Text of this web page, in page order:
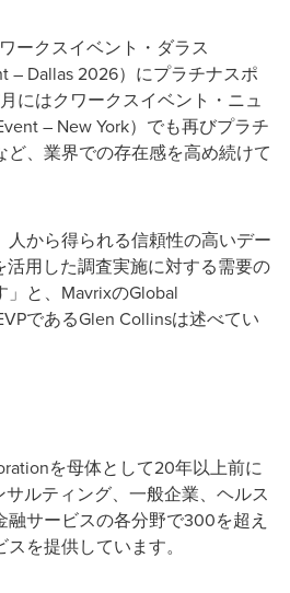
ークスイベント・ダラス
– Dallas 2026）にプラチナスポ
にはクワークスイベント・ニュ
– New York）でも再びプラチ
、業界での存在感を高め続けて
人から得られる信頼性の高いデー
活用した調査実施に対する需要の
と、MavrixのGlobal
であるGlen Collinsは述べてい
を母体として20年以上前に
ルティング、一般企業、ヘルス
サービスの各分野で300を超え
を提供しています。